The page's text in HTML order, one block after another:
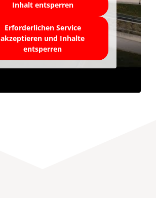
Inhalt entsperren
Erforderlichen Service
akzeptieren und Inhalte
entsperren